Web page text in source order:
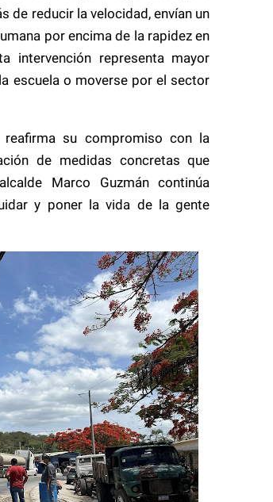
de reducir la velocidad, envían un
por encima de la rapidez en
intervención representa mayor
escuela o moverse por el sector
reafirma su compromiso con la
de medidas concretas que
Marco Guzmán continúa
y poner la vida de la gente